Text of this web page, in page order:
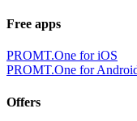
Free apps
PROMT.One for iOS
PROMT.One for
Offers